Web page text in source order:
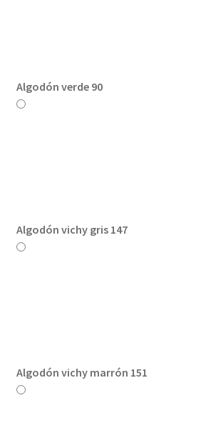
Algodón verde 90
Algodón vichy gris 147
Algodón vichy marrón 151